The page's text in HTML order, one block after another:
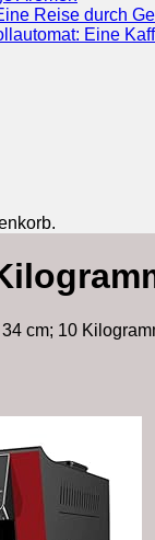
Reise durch
Eine
cm; 10